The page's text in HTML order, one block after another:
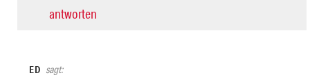
antworten
ED sagt: